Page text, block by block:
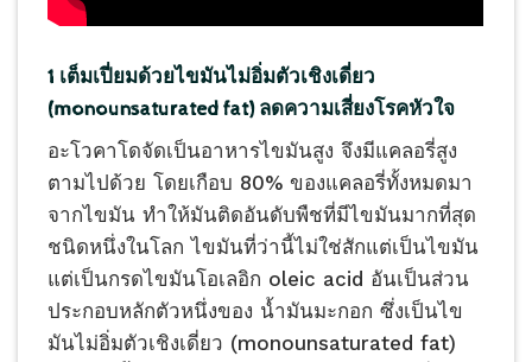
1 เต็มเปี่ยมด้วยไขมันไม่อิ่มตัวเชิงเดี่ยว
(monounsaturated fat) ลดความเสี่ยงโรคหัวใจ
อะโวคาโดจัดเป็นอาหารไขมันสูง จึงมีแคลอรี่สูง
ตามไปด้วย โดยเกือบ 80% ของแคลอรี่ทั้งหมดมา
จากไขมัน ทำให้มันติดอันดับพืชที่มีไขมันมากที่สุด
ชนิดหนึ่งในโลก ไขมันที่ว่านี้ไม่ใช่สักแต่เป็นไขมัน
แต่เป็นกรดไขมันโอเลอิก oleic acid อันเป็นส่วน
ประกอบหลักตัวหนึ่งของ น้ำมันมะกอก ซึ่งเป็นไข
มันไม่อิ่มตัวเชิงเดี่ยว (monounsaturated fat)